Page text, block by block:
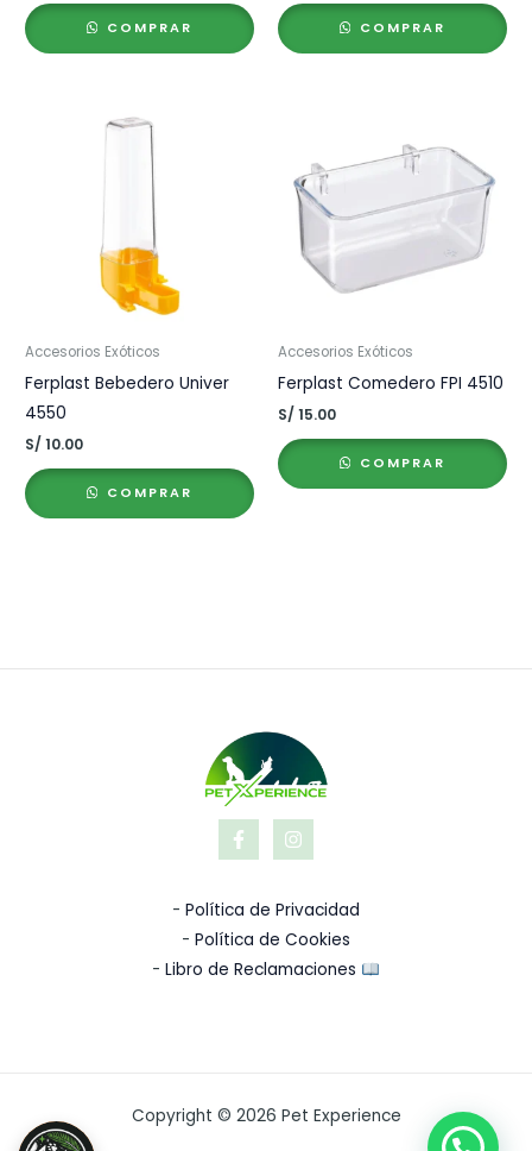
COMPRAR COMPRAR
Accesorios Exóticos
Ferplast Bebedero Univer
4550
S/ 10.00
COMPRAR
Accesorios Exóticos
Ferplast Comedero FPI 4510
S/ 15.00
COMPRAR
- Política de Privacidad
- Política de Cookies
-Libro de Reclamaciones
Copyright © 2026 Pet Experience